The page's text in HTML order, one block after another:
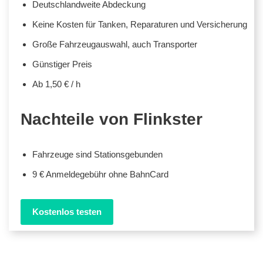
Deutschlandweite Abdeckung
Keine Kosten für Tanken, Reparaturen und Versicherung
Große Fahrzeugauswahl, auch Transporter
Günstiger Preis
Ab 1,50 € / h
Nachteile von Flinkster
Fahrzeuge sind Stationsgebunden
9 € Anmeldegebühr ohne BahnCard
Kostenlos testen